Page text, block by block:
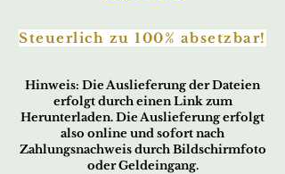
Steuerlich zu 100% absetzbar!
Hinweis: Die Auslieferung derDateien
erfolgt durch einen Link zum
Herunterladen. Die Auslieferung erfolgt
also online und sofort nach
Zahlungsnachweis durch Bildschirmfoto
oder Geldeingang.